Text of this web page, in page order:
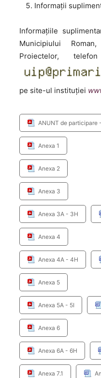
Informaţii
Informaţiile
Municipiului
Proiectelor,
pe site-ul instituţiei
ANUNT de participare
Anexa 1
Anexa 2
Anexa 3
Anexa 3A - 3H
Anexa 4
Anexa 4A - 4H
Anexa 5
Anexa 5A - 5I
Anexa 6
Anexa 6A - 6H
Anexa 7.1